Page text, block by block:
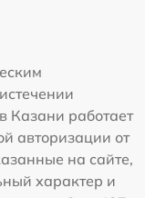
Казани работает
авторизации от
на сайте,
характер и